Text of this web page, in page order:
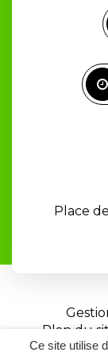
Ce site utilise
Place
Plan du